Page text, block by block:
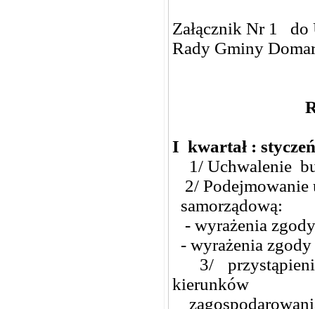
Załącznik Nr 1
Rady Gminy
I kwartał :
1/ Uchwalenie
2/ Podejmowanie
samorządową:
- wyrażenia
- wyrażenia
3/ przystąpienie
kierunków